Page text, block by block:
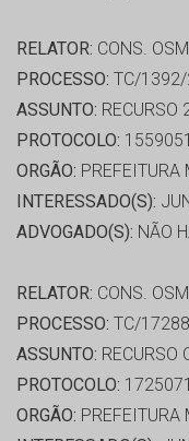
RELATOR: CONS.
PROCESSO: TC/
ASSUNTO: RECURSO
PROTOCOLO: 1559051
ORGÃO: PREFEITURA
INTERESSADO(S):
ADVOGADO(S): NÃO
RELATOR: CONS.
PROCESSO: TC/
ASSUNTO: RECURSO
PROTOCOLO: 1725071
ORGÃO: PREFEITURA